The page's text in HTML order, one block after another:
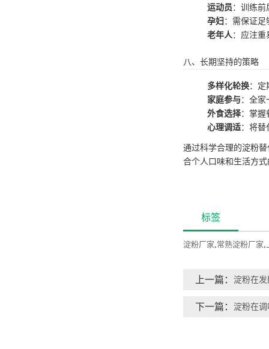
运动员 ：训练
孕妇 ：需保证
老年人 ：应注
八、长期坚持的策略
多样化轮换：定
家庭参与 ：全家
外食选择：掌握
心理调适：将替
通过科学合理的淀粉
合个人口味和生活方
标签
淀粉厂家 常熟淀粉厂家
上一篇： 淀粉在
下一篇： 淀粉在